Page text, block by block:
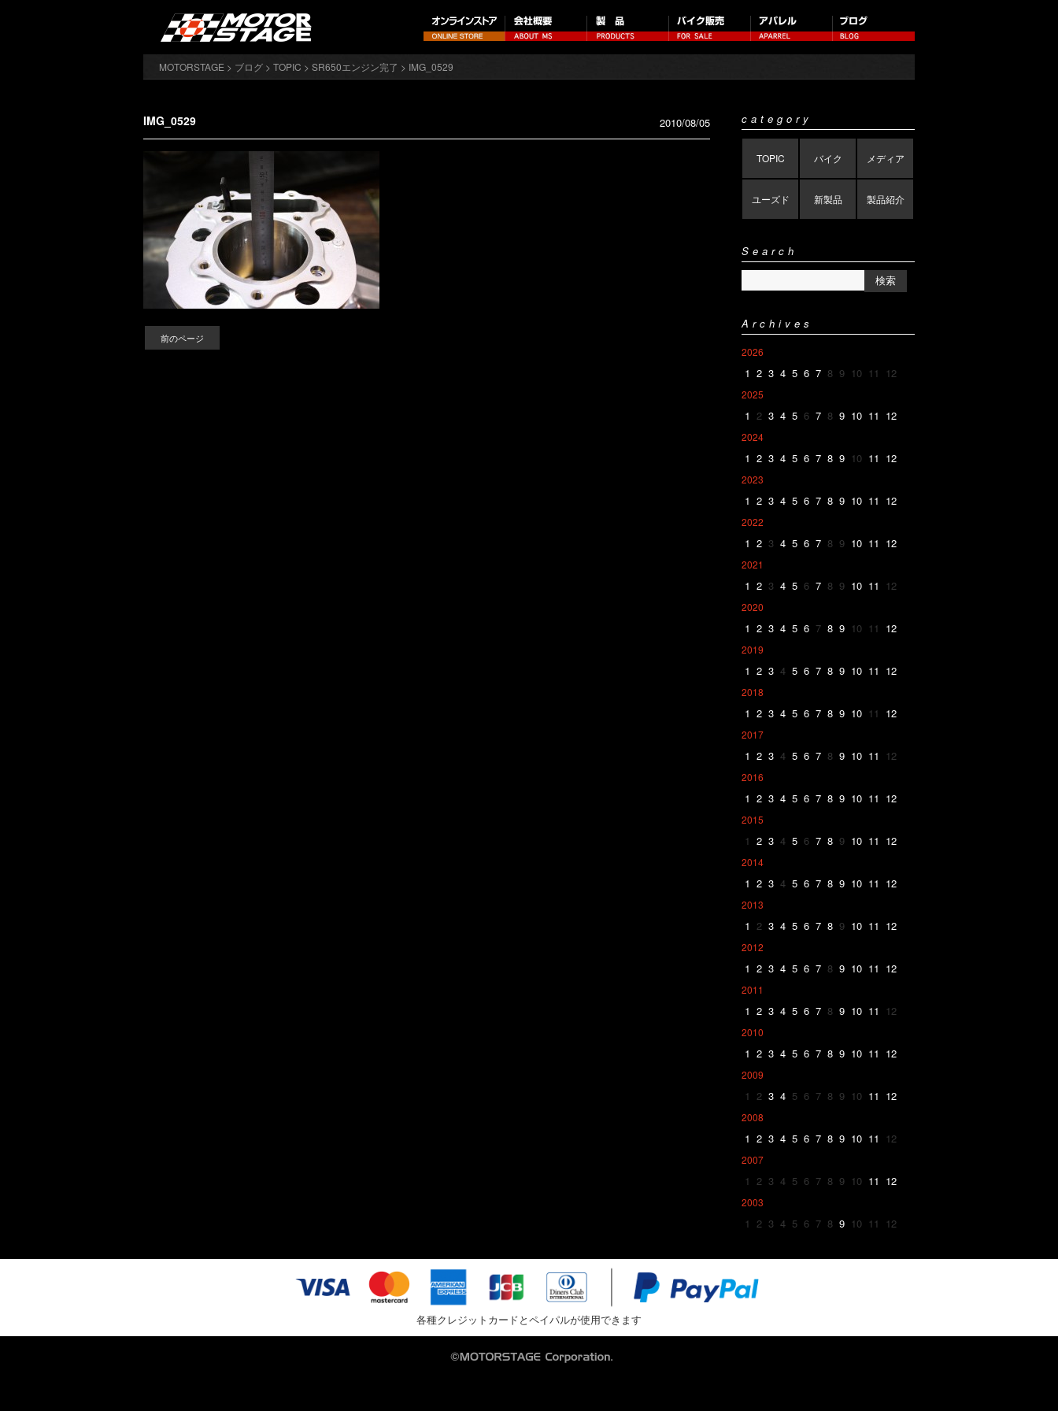
MOTORSTAGE > ブログ > TOPIC > SR650エンジン完了 > IMG_0529
IMG_0529 2010/08/05
前のページ
category
TOPIC バイク メディア
ユーズド 新製品 製品紹介
Search
Archives
2026
1 2 3 4 5 6 7 8 9 10 11 12
2025
1 2 3 4 5 6 7 8 9 10 11 12
2024
1 2 3 4 5 6 7 8 9 10 11 12
2023
1 2 3 4 5 6 7 8 9 10 11 12
2022
1 2 3 4 5 6 7 8 9 10 11 12
2021
1 2 3 4 5 6 7 8 9 10 11 12
2020
1 2 3 4 5 6 7 8 9 10 11 12
2019
1 2 3 4 5 6 7 8 9 10 11 12
2018
1 2 3 4 5 6 7 8 9 10 11 12
2017
1 2 3 4 5 6 7 8 9 10 11 12
2016
1 2 3 4 5 6 7 8 9 10 11 12
2015
1 2 3 4 5 6 7 8 9 10 11 12
2014
1 2 3 4 5 6 7 8 9 10 11 12
2013
1 2 3 4 5 6 7 8 9 10 11 12
2012
1 2 3 4 5 6 7 8 9 10 11 12
2011
1 2 3 4 5 6 7 8 9 10 11 12
2010
1 2 3 4 5 6 7 8 9 10 11 12
2009
1 2 3 4 5 6 7 8 9 10 11 12
2008
1 2 3 4 5 6 7 8 9 10 11 12
2007
1 2 3 4 5 6 7 8 9 10 11 12
2003
1 2 3 4 5 6 7 8 9 10 11 12
各種クレジットカードとペイパルが使用できます